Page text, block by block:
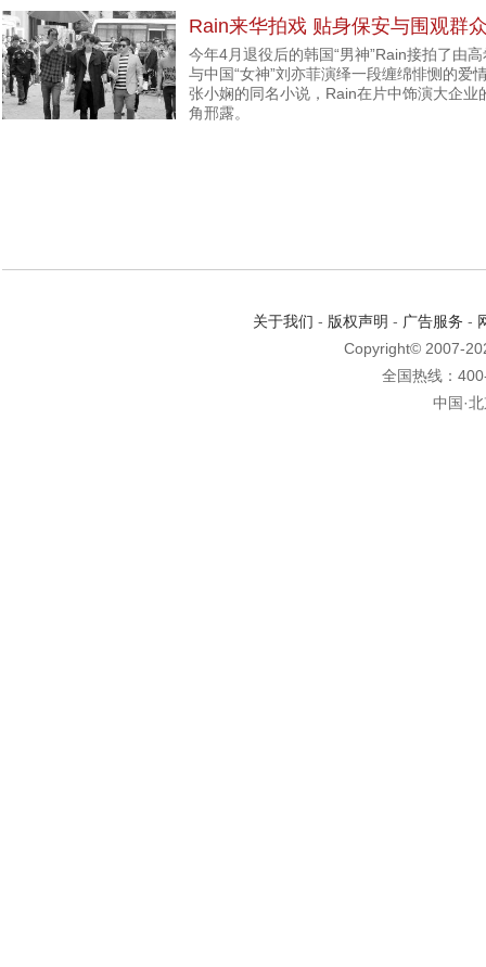
Rain来华拍戏 贴身保安与围观群
今年4月退役后的韩国“男神”Rain接拍了由
与中国“女神”刘亦菲演绎一段缠绵悱恻的爱
张小娴的同名小说，Rain在片中饰演大企业
角邢露。
关于我们 - 版权声明 - 广告服务 -
Copyright© 2007-
全国热线：
中国·